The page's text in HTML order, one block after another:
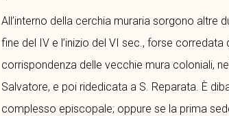
All’interno della cerchia muraria sorgono altre
fine del IV e l’inizio del VI sec., forse
corrispondenza delle vecchie mura coloniali,
Salvatore, e poi ridedicata a S. Reparata. È
complesso episcopale; oppure se la prima